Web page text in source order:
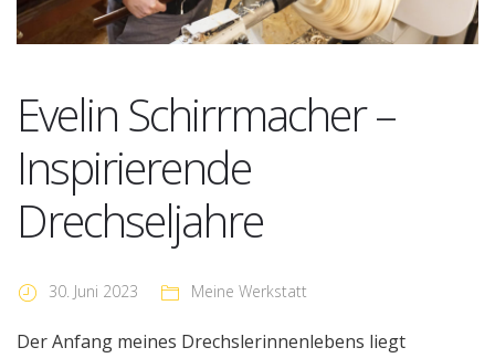
Evelin Schirrmacher –
Inspirierende
Drechseljahre
30. Juni 2023 Meine Werkstatt
Der Anfang meines Drechslerinnenlebens liegt